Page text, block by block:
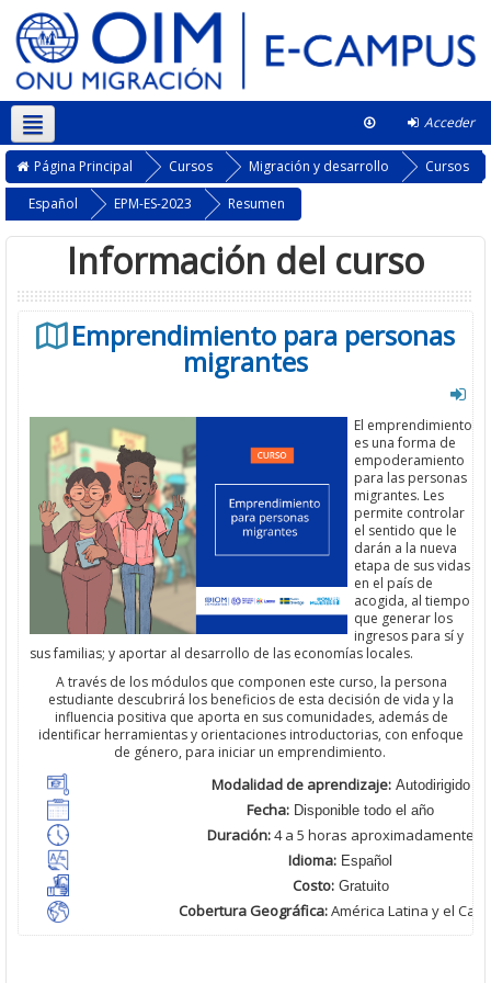
Acceder
This course
Página Principal Cursos Migración y desarrollo
Cursos
Español
EPM-ES-2023 Resumen
Información del curso
Emprendimiento para personas
migrantes
El emprendimiento
es una forma de
empoderamiento
para las personas
migrantes. Les
permite controlar
el sentido que le
darán a la nueva
etapa de sus vidas
en el país de
acogida, al tiempo
que generar los
ingresos para sí y
sus familias; y aportar al desarrollo de las economías locales.
A través de los módulos que componen este curso, la persona
estudiante descubrirá los beneficios de esta decisión de vida y la
influencia positiva que aporta en sus comunidades, además de
identificar herramientas y orientaciones introductorias, con enfoque
de género, para iniciar un emprendimiento.
Modalidad de aprendizaje:Autodirigido
Fecha: Disponible todo el año
Duración:4 a 5 horas aproximadamente
Idioma: Español
Costo:Gratuito
Cobertura Geográfica:América Latina yel